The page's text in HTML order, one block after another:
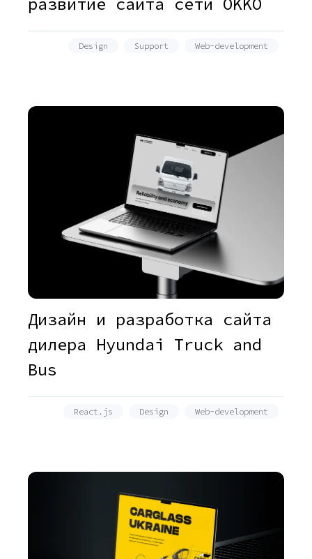
Design Support Web-development
Дизайн и разработка сайта
дилера Hyundai Truck and
Bus
React.js Design Web-development